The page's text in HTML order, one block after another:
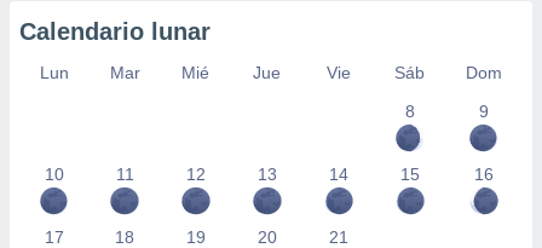
Calendario lunar
Lun Mar Mié Jue Vie Sáb
Dom
8
9
10 11 12 13 14 15 16
17 18 19 20 21